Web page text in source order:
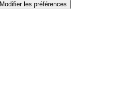
Modifier les préférences